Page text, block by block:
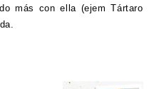
más con ella (ejem Tártaro